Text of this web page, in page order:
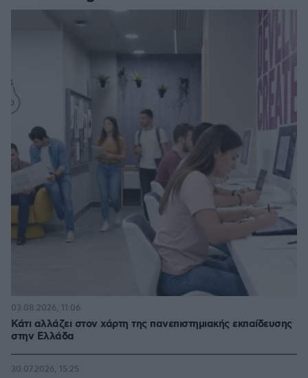
Κάτι αλλάζει στον χάρτη της πανεπιστημιακής εκπαίδευσης
στην Ελλάδα
03.08.2026, 11:06
30.07.2026, 15:25